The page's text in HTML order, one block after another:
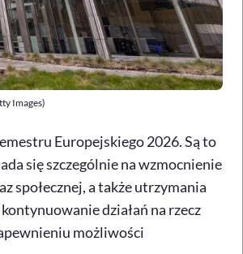
Images)
Europejskiego 2026. Są to
się szczególnie na wzmocnienie
społecznej, a także utrzymania
działań na rzecz
możliwości